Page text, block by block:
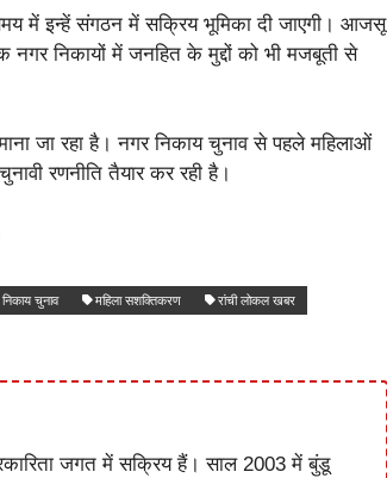
में इन्हें संगठन में सक्रिय भूमिका दी जाएगी। आजसू
नगर निकायों में जनहित के मुद्दों को भी मजबूती से
जा रहा है। नगर निकाय चुनाव से पहले महिलाओं
रणनीति तैयार कर रही है।
चुनाव महिला सशक्तिकरण रांची लोकल खबर
जगत में सक्रिय हैं। साल 2003 में बुंडू